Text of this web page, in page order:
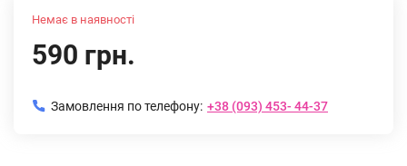
Немає в наявності
590 грн.
Замовлення по телефону: +38 (093) 453- 44-37